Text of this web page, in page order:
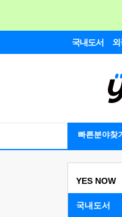
국내도서 외
빠른분야찾기
YES NOW
국내도서